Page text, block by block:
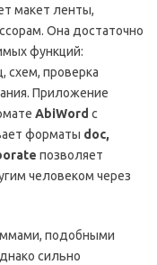
макет ленты,
Она достаточно
функций:
схем, проверка
Приложение
AbiWord с
форматы doc,
позволяет
человеком через
подобными
сильно